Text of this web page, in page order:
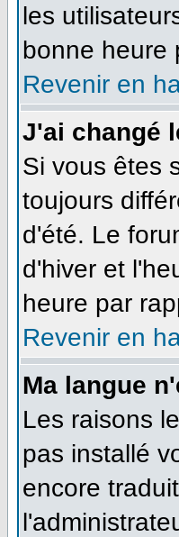
les
bonne heure
Revenir en
J'ai changé
Si vous êtes
toujours
d'été. Le
d'hiver et
heure par
Revenir en
Ma langue
Les raisons
pas installé
encore